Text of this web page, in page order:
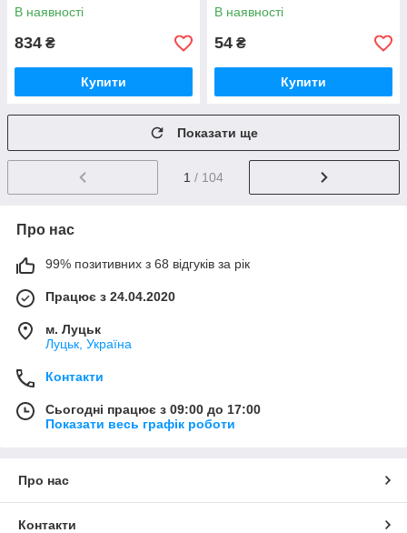
В наявності
834 ₴
Купити
В наявності
54 ₴
Купити
Показати ще
1 / 104
Про нас
99% позитивних з 68 відгуків за рік
Працює з 24.04.2020
м. Луцьк
Луцьк, Україна
Контакти
Сьогодні працює з 09:00 до 17:00
Показати весь графік роботи
Про нас
Контакти